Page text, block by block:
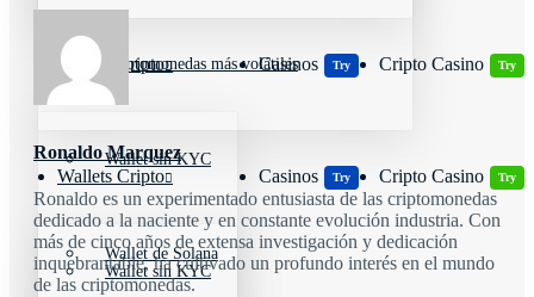
Wallets Cripto
Wallet sin KYC
Wallet de Solana
Casinos Try Cripto Casino Try
Criptomonedas más volátiles
Wallets Cripto
Wallet sin KYC
Casinos Try Cripto Casino Try
Ronaldo Marquez
Ronaldo es un experimentado entusiasta de las criptomonedas
dedicado a la naciente y en constante evolución industria. Con
más de cinco años de extensa investigación y dedicación
inquebrantable, ha cultivado un profundo interés en el mundo
de las criptomonedas.